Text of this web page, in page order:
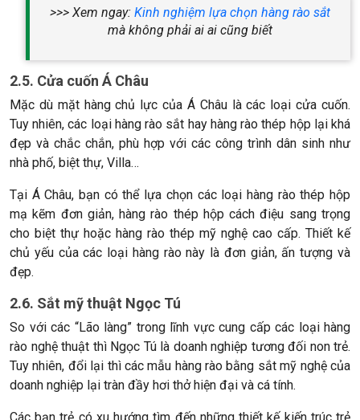
>>> Xem ngay: Kinh nghiệm lựa chọn hàng rào sắt
mà không phải ai ai cũng biết
2.5. Cửa cuốn Á Châu
Mặc dù mặt hàng chủ lực của Á Châu là các loại cửa cuốn.
Tuy nhiên, các loại hàng rào sắt hay hàng rào thép hộp lại khá
đẹp và chắc chắn, phù hợp với các công trình dân sinh như
nhà phố, biệt thự, Villa…
Tại Á Châu, bạn có thể lựa chọn các loại hàng rào thép hộp
mạ kẽm đơn giản, hàng rào thép hộp cách điệu sang trọng
cho biệt thự hoặc hàng rào thép mỹ nghệ cao cấp. Thiết kế
chủ yếu của các loại hàng rào này là đơn giản, ấn tượng và
đẹp.
2.6. Sắt mỹ thuật Ngọc Tú
So với các “Lão làng” trong lĩnh vực cung cấp các loại hàng
rào nghệ thuật thì Ngọc Tú là doanh nghiệp tương đối non trẻ.
Tuy nhiên, đổi lại thì các mẫu hàng rào bằng sắt mỹ nghệ của
doanh nghiệp lại tràn đầy hơi thở hiện đại và cá tính.